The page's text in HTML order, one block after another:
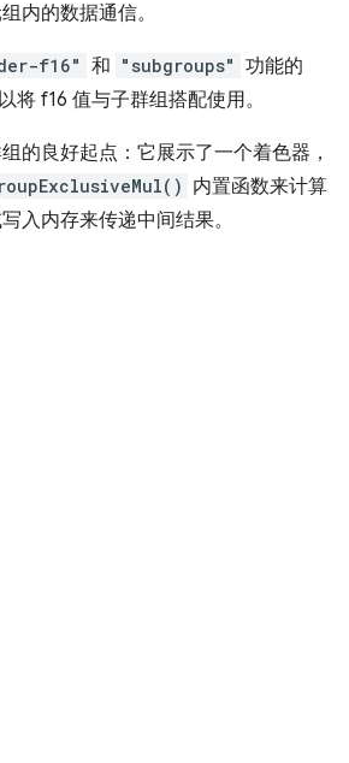
内的数据通信。
f16" 和 "subgroups" 功能的
将 f16 值与子群组搭配使用。
的良好起点：它展示了一个着色器，
内置函数来计算
入内存来传递中间结果。